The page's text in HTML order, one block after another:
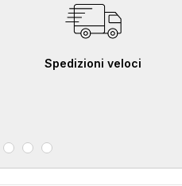
Spedizioni veloci